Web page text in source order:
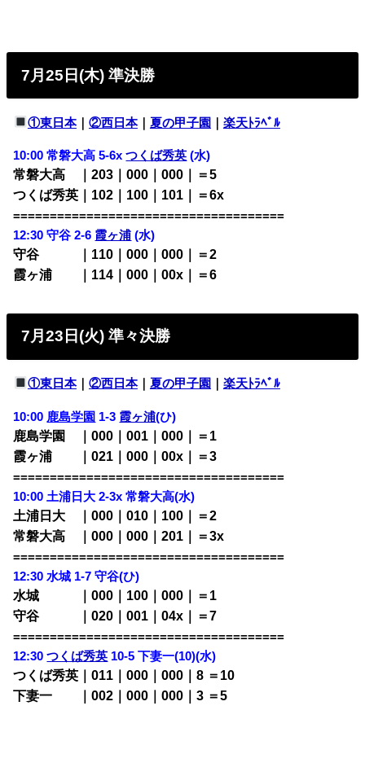
7月25日(木) 準決勝
①東日本｜ ②西日本｜ 夏の甲子園 ｜ 楽天ﾄﾗﾍﾞﾙ
10:00 常磐大高 5-6xつくば秀英 (水)
常磐大高 ｜203｜000｜000｜＝5
つくば秀英｜102｜100｜101｜＝6x
=====================================
12:30 守谷 2-6 霞ヶ浦 (水)
守谷 ｜110｜000｜000｜＝2
霞ヶ浦 ｜114｜000｜00x｜＝6
7月23日(火) 準々決勝
①東日本｜ ②西日本｜ 夏の甲子園 ｜ 楽天ﾄﾗﾍﾞﾙ
10:00 鹿島学園 1-3 霞ヶ浦(ひ)
鹿島学園 ｜000｜001｜000｜＝1
霞ヶ浦 ｜021｜000｜00x｜＝3
=====================================
10:00 土浦日大 2-3x 常磐大高(水)
土浦日大 ｜000｜010｜100｜＝2
常磐大高 ｜000｜000｜201｜＝3x
=====================================
12:30 水城 1-7 守谷(ひ)
水城 ｜000｜100｜000｜＝1
守谷 ｜020｜001｜04x｜＝7
=====================================
12:30つくば秀英 10-5 下妻一(10)(水)
つくば秀英｜011｜000｜000｜8 ＝10
下妻一 ｜002｜000｜000｜3 ＝5